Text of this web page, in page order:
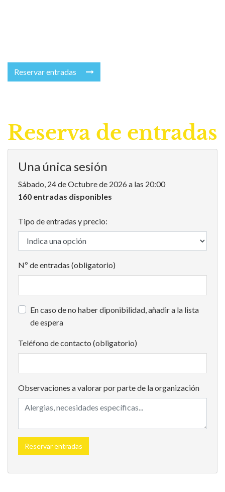
Reservar entradas
Reserva de entradas
Una única sesión
Sábado, 24 de Octubre de 2026 a las 20:00
160 entradas disponibles
Tipo de entradas y precio:
Nº de entradas (obligatorio)
En caso de no haber diponibilidad, añadir a la lista
de espera
Teléfono de contacto (obligatorio)
Observaciones a valorar por parte de la organización
Reservar entradas